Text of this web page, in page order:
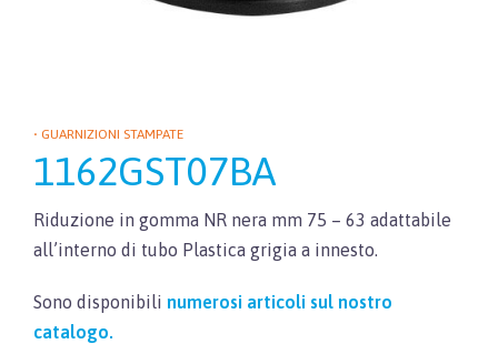
• GUARNIZIONI STAMPATE
1162GST07BA
Riduzione in gomma NR nera mm 75 – 63 adattabile
all’interno di tubo Plastica grigia a innesto.
Sono disponibili numerosi articoli sul nostro
catalogo.